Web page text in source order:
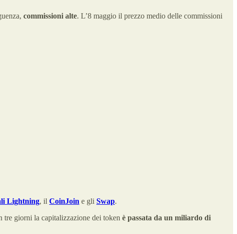
commissioni alte. L’8 maggio il prezzo medio delle commissioni
Lightning, il CoinJoin e gli Swap.
giorni la capitalizzazione dei token è passata da un miliardo di